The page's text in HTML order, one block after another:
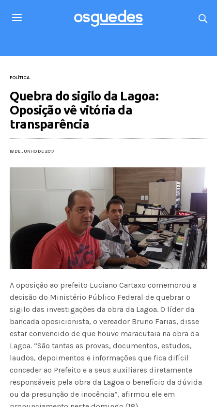
POLÍTICA
Quebra do sigilo da Lagoa:
Oposição vê vitória da
transparência
18 DE JUNHO DE 2017
A oposição ao prefeito Luciano Cartaxo comemorou a
decisão do Ministério Público Federal de quebrar o
sigilo das investigações da obra da Lagoa. O líder da
bancada oposicionista, o vereador Bruno Farias, disse
estar convencido de que houve maracutaia na obra da
Lagoa. “São tantas as provas, documentos, estudos,
laudos, depoimentos e informações que fica difícil
conceder ao Prefeito e a seus auxiliares diretamente
responsáveis pela obra da Lagoa o benefício da dúvida
ou da presunção de inocência”, afirmou ele em